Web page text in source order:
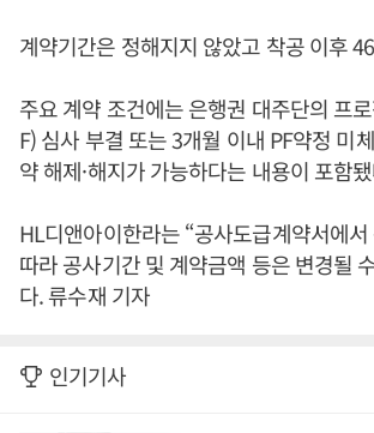
계약기간은 정해지지 않았고 착공 이후
주요 계약 조건에는 은행권 대주단의 프
F) 심사 부결 또는 3개월 이내 PF약정 미
약 해제·해지가 가능하다는 내용이 포함
HL디앤아이한라는 “공사도급계약서에
따라 공사기간 및 계약금액 등은 변경될
다. 류수재 기자
인기기사